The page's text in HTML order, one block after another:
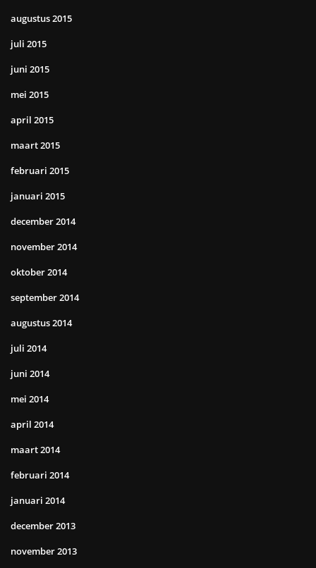
augustus 2015
juli 2015
juni 2015
mei 2015
april 2015
maart 2015
februari 2015
januari 2015
december 2014
november 2014
oktober 2014
september 2014
augustus 2014
juli 2014
juni 2014
mei 2014
april 2014
maart 2014
februari 2014
januari 2014
december 2013
november 2013